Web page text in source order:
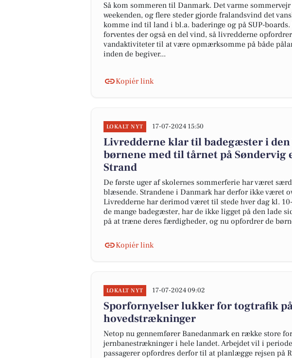
Så kom sommeren til Danmark. Det varme
weekenden, og flere steder gjorde fralandsvind det
komme ind til land i bl.a. baderinge og på SUP-
forventes der også en del vind, så livredderne
vandaktiviteter til at være opmærksomme på både
inden de begiver...
Kopiér link
LOKALT NYT 17-07-2024 15:50
Livredderne klar til badegæster i den
børnene med til tårnet på Søndervig
Strand
De første uger af skolernes sommerferie har været
blæsende. Strandene i Danmark har derfor ikke været
Livredderne har derimod været til stede hver dag kl.
de mange badegæster, har de ikke ligget på den lade
på at træne deres færdigheder, og nu opfordrer de
Kopiér link
LOKALT NYT 17-07-2024 09:02
Sporfornyelser lukker for togtrafik
hovedstrækninger
Netop nu gennemfører Banedanmark en række store
jernbanestrækninger i hele landet. Arbejdet vil i
passagerer opfordres derfor til at planlægge rejsen på